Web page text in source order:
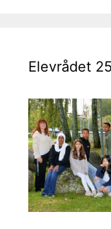
Elevrådet